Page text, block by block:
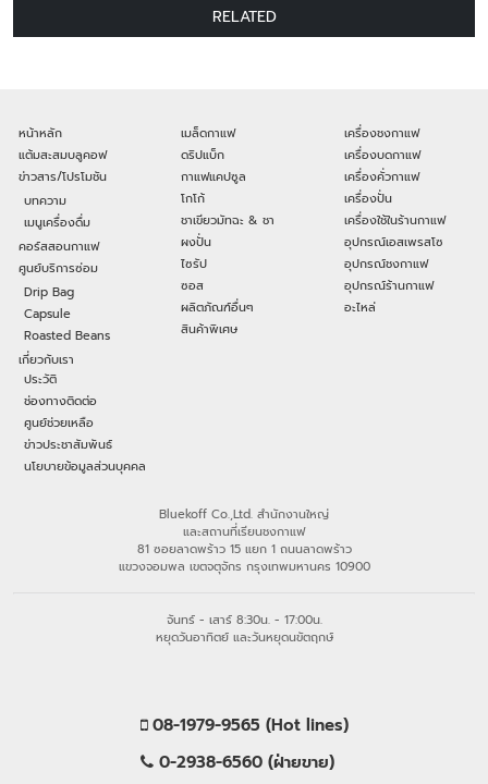
RELATED
หน้าหลัก
แต้มสะสมบลูคอฟ
ข่าวสาร/โปรโมชัน
บทความ
เมนูเครื่องดื่ม
คอร์สสอนกาแฟ
ศูนย์บริการซ่อม
Drip Bag
Capsule
Roasted Beans
เกี่ยวกับเรา
ประวัติ
ช่องทางติดต่อ
ศูนย์ช่วยเหลือ
ข่าวประชาสัมพันธ์
นโยบายข้อมูลส่วนบุคคล
เมล็ดกาแฟ
ดริปแบ็ก
กาแฟแคปซูล
โกโก้
ชาเขียวมัทฉะ & ชา
ผงปั่น
ไซรัป
ซอส
ผลิตภัณฑ์อื่นๆ
สินค้าพิเศษ
เครื่องชงกาแฟ
เครื่องบดกาแฟ
เครื่องคั่วกาแฟ
เครื่องปั่น
เครื่องใช้ในร้านกาแฟ
อุปกรณ์เอสเพรสโซ
อุปกรณ์ชงกาแฟ
อุปกรณ์ร้านกาแฟ
อะไหล่
Bluekoff Co.,Ltd. สำนักงานใหญ่
และสถานที่เรียนชงกาแฟ
81 ซอยลาดพร้าว 15 แยก 1 ถนนลาดพร้าว
แขวงจอมพล เขตจตุจักร กรุงเทพมหานคร 10900
จันทร์ - เสาร์ 8:30น. - 17:00น.
หยุดวันอาทิตย์ และวันหยุดนขัตฤกษ์
08-1979-9565 (Hot lines)
0-2938-6560 (ฝ่ายขาย)